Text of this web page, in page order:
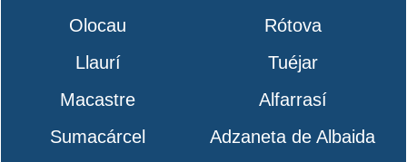
Olocau
Rótova
Llaurí
Tuéjar
Macastre
Alfarrasí
Sumacárcel
Adzaneta de Albaida